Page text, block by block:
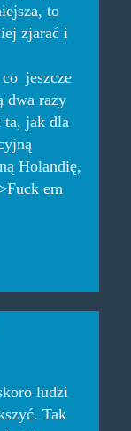
to
zjarać i
dwa razy
ta, jak dla
Holandię,
em
ludzi
Tak